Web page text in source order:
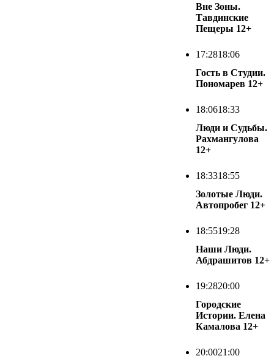
Вне Зоны.
Тавдинские
Пещеры 12+
17:2818:06
Гость в Студии.
Пономарев 12+
18:0618:33
Люди и Судьбы.
Рахмангулова
12+
18:3318:55
Золотые Люди.
Автопробег 12+
18:5519:28
Наши Люди.
Абдрашитов 12+
19:2820:00
Городские
Истории. Елена
Камалова 12+
20:0021:00